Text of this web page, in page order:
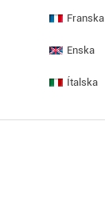
Franska
Enska
Ítalska